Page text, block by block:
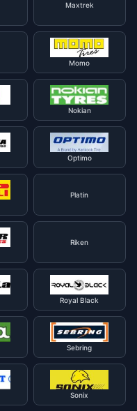
Maxtrek
Momo
Nokian
Optimo
Platin
Riken
Royal Black
Sebring
Sonix